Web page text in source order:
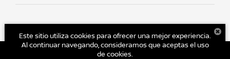
Este sitio utiliza cookies para ofrecer una mejor experiencia.
Al continuar navegando, consideramos que aceptas el uso
de cookies.